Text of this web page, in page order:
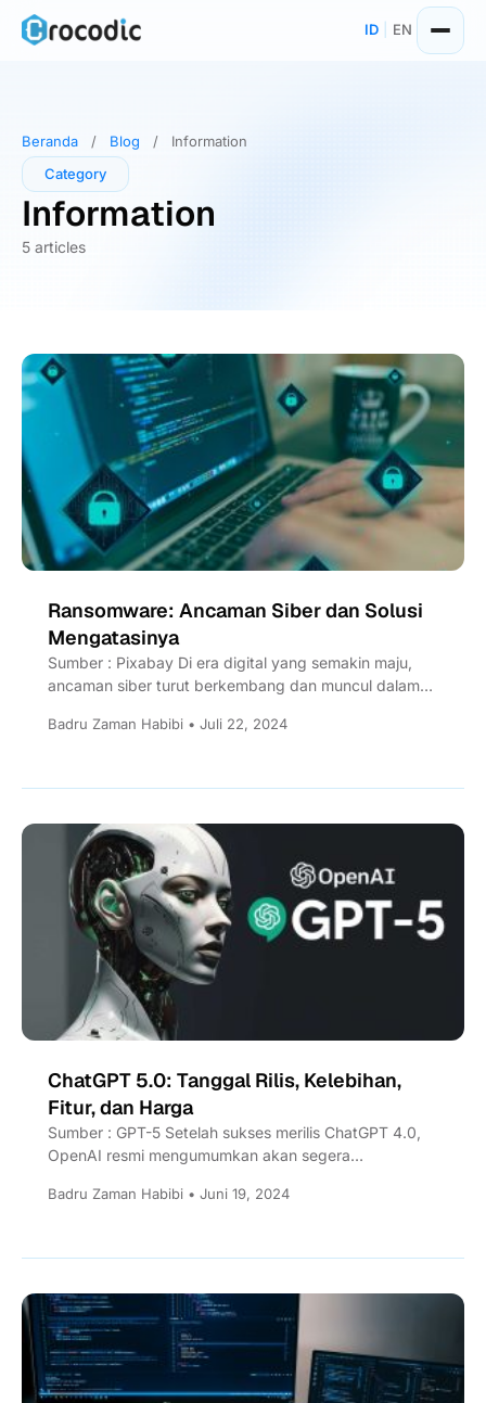
Skip
ID EN
Beranda / Blog /
Information
Category
Information
5 articles
Ransomware: Ancaman Siber dan Solusi
Mengatasinya
Sumber : Pixabay Di era digital yang semakin maju,
ancaman siber turut berkembang dan muncul dalam
Badru Zaman Habibi • Juli 22, 2024
ChatGPT 5.0: Tanggal Rilis, Kelebihan,
Fitur, dan Harga
Sumber : GPT-5 Setelah sukses merilis ChatGPT 4.0,
OpenAI resmi mengumumkan akan segera
Badru Zaman Habibi • Juni 19, 2024